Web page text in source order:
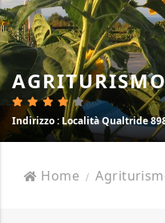
Indirizzo: Località Qualtride
Home